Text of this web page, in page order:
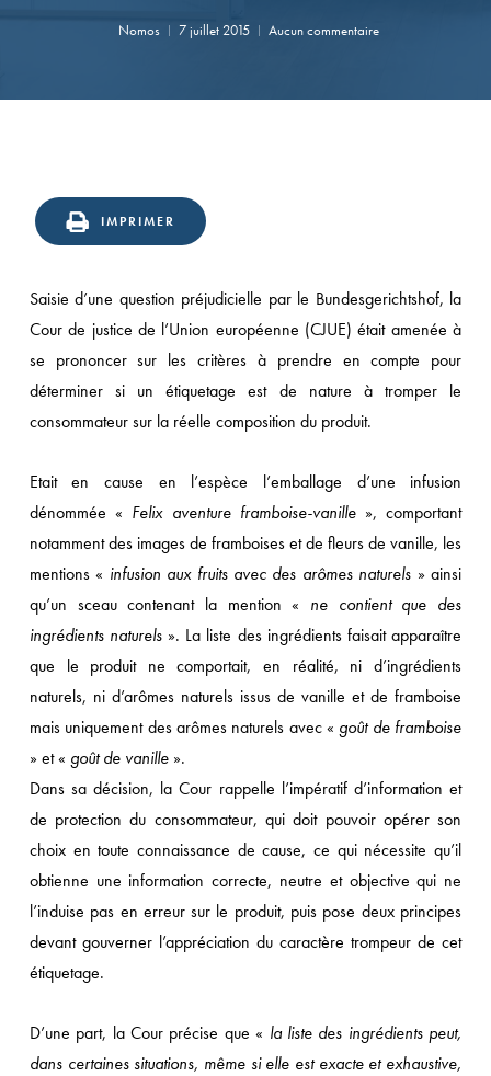
Nomos 7 juillet 2015 Aucun commentaire
IMPRIMER
Saisie d’une question préjudicielle par le Bundesgerichtshof, la
Cour de justice de l’Union européenne (CJUE) était amenée à
se prononcer sur les critères à prendre en compte pour
déterminer si un étiquetage est de nature à tromper le
consommateur sur la réelle composition du produit.
Etait en cause en l’espèce l’emballage d’une infusion
dénommée « Felix aventure framboise-vanille», comportant
notamment des images de framboises et de fleurs de vanille, les
mentions « infusion aux fruits avec des arômes naturels » ainsi
qu’un sceau contenant la mention « ne contient que des
ingrédients naturels ». La liste des ingrédients faisait apparaître
que le produit ne comportait, en réalité, ni d’ingrédients
naturels, ni d’arômes naturels issus de vanille et de framboise
mais uniquement des arômes naturels avec « goût de framboise
» et « goût de vanille».
Dans sa décision, la Cour rappelle l’impératif d’information et
de protection du consommateur, qui doit pouvoir opérer son
choix en toute connaissance de cause, ce qui nécessite qu’il
obtienne une information correcte, neutre et objective qui ne
l’induise pas en erreur sur le produit, puis pose deux principes
devant gouverner l’appréciation du caractère trompeur de cet
étiquetage.
D’une part, la Cour précise que « la liste des ingrédients peut,
dans certaines situations, même si elle est exacte et exhaustive,